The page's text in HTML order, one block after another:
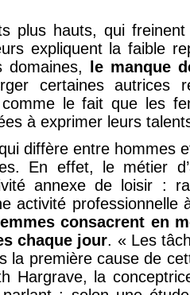
plus hauts, qui
expliquent la faible
domaines,
le manque
certaines autrices
le fait que les
à exprimer leurs
diffère entre hommes
En effet, le métier
annexe de loisir :
activité professionnelle
consacrent en
chaque jour. « Les
la première cause de
Hargrave, la